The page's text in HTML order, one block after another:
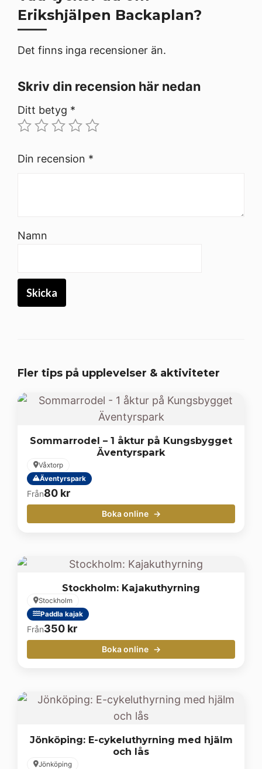
Erikshjälpen Backaplan?
Det finns inga recensioner än.
Skriv din recension här nedan
Ditt betyg *
Din recension *
Namn
Fler tips på upplevelser & aktiviteter
Sommarrodel – 1 åktur på Kungsbygget
Äventyrspark
Våxtorp
Äventyrspark
Från80 kr
Boka online
Stockholm: Kajakuthyrning
Stockholm
Paddla kajak
Från350 kr
Boka online
Jönköping: E-cykeluthyrning med hjälm
och lås
Jönköping